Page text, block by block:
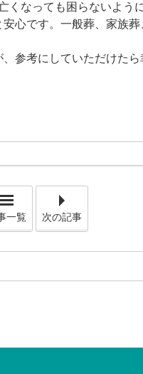
くなっても困らないよう
心です。一般葬、家族
参考にしていただけたら
一覧 次の記事